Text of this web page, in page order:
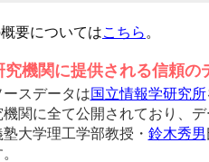
要についてはこちら 。
究機関に提供される信頼の
ースデータは国立情報学研究所
機関に全て公開されており、
塾大学理工学部教授・ 鈴木秀男